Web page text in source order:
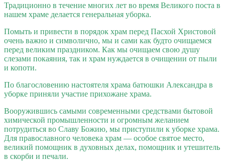
Традиционно в течение многих лет во время Великого поста в
нашем храме делается генеральная уборка.
Помыть и привести в порядок храм перед Пасхой Христовой
очень важно и символично, мы и сами как будто очищаемся
перед великим праздником. Как мы очищаем свою душу
слезами покаяния, так и храм нуждается в очищении от пыли
и копоти.
По благословению настоятеля храма батюшки Александра в
уборке приняли участие прихожане храма.
Вооружившись самыми современными средствами бытовой
химической промышленности и огромным желанием
потрудиться во Славу Божию, мы приступили к уборке храма.
Для православного человека храм — особое святое место,
великий помощник в духовных делах, помощник и утешитель
в скорби и печали.